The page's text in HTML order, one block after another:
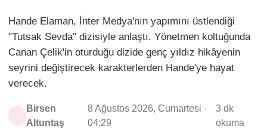
Hande Elaman, İnter Medya'nın yapımını üstlendiği
"Tutsak Sevda" dizisiyle anlaştı. Yönetmen koltuğunda
Canan Çelik'in oturduğu dizide genç yıldız hikâyenin
seyrini değiştirecek karakterlerden Hande'ye hayat
verecek.
Birsen
Altuntaş
8 Ağustos 2026, Cumartesi -
04:29
3 dk
okuma